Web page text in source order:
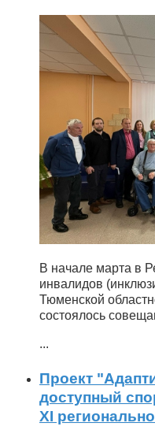
В начале марта в
инвалидов
Тюменской
состоялось
...
Проект
доступный
XI